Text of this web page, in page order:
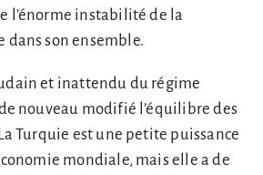
l’énorme instabilité de la
son ensemble.
et inattendu du régime
de nouveau modifié l’équilibre des
Turquie est une petite puissance
mondiale, mais elle a de